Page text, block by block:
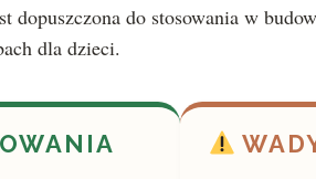
dopuszczona do stosowania w
dla dzieci.